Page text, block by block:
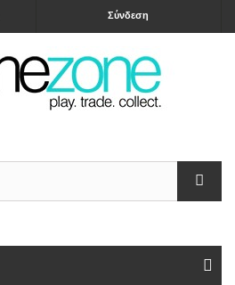
Σύνδεση